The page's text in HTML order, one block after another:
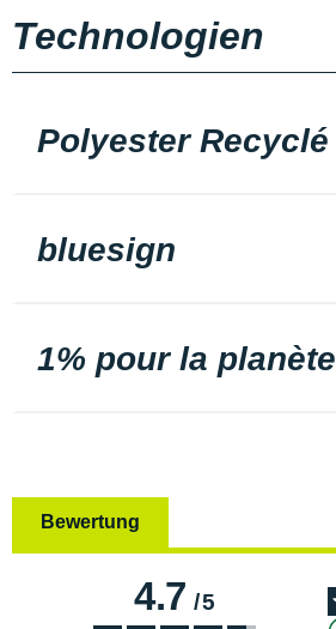
Technologien
Polyester Recyclé
bluesign
1% pour la planète
Bewertung
4.7/5